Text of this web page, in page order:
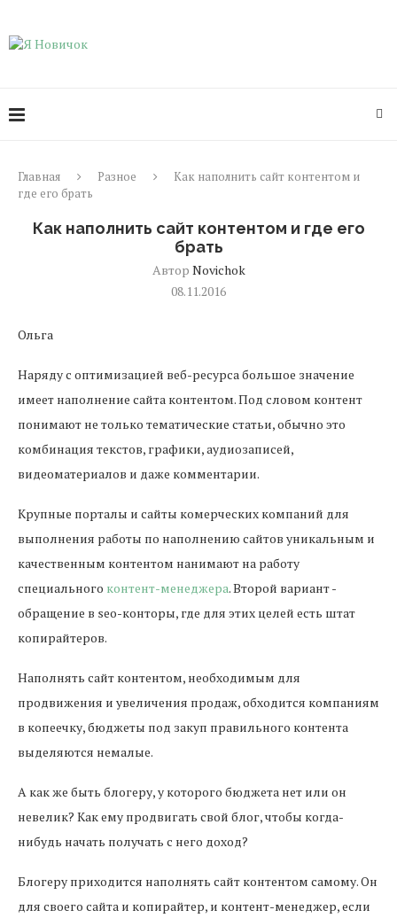
Главная Разное
Как наполнить сайт контентом и
где его брать
Как наполнить сайт контентом и где его
брать
Автор Novichok
08.11.2016
Ольга
Наряду с оптимизацией веб-ресурса большое значение
имеет наполнение сайта контентом. Под словом контент
понимают не только тематические статьи, обычно это
комбинация текстов, графики, аудиозаписей,
видеоматериалов и даже комментарии.
Крупные порталы и сайты комерческих компаний для
выполнения работы по наполнению сайтов уникальным и
качественным контентом нанимают на работу
специального контент-менеджера. Второй вариант -
обращение в seo-конторы, где для этих целей есть штат
копирайтеров.
Наполнять сайт контентом, необходимым для
продвижения и увеличения продаж, обходится компаниям
в копеечку, бюджеты под закуп правильного контента
выделяются немалые.
А как же быть блогеру, у которого бюджета нет или он
невелик? Как ему продвигать свой блог, чтобы когда-
нибудь начать получать с него доход?
Блогеру приходится наполнять сайт контентом самому. Он
для своего сайта и копирайтер, и контент-менеджер, если